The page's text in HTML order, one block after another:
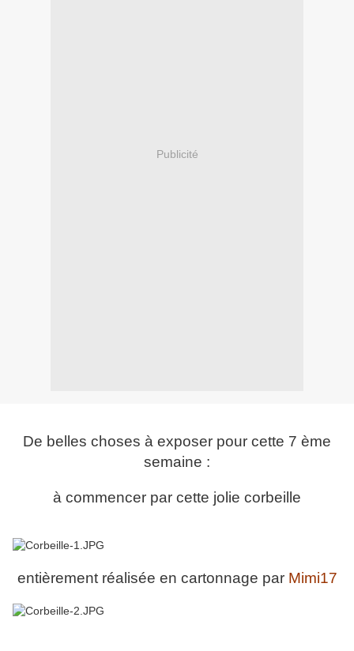
Publicité
De belles choses à exposer pour cette 7 ème
semaine :
à commencer par cette jolie corbeille
entièrement réalisée en cartonnage par Mimi17